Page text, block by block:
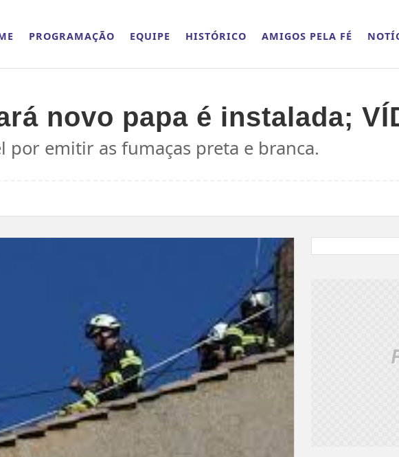
PROGRAMAÇÃO EQUIPE HISTÓRICO AMIGOS PELA FÉ
novo papa é instalada;
por emitir as fumaças preta e branca.